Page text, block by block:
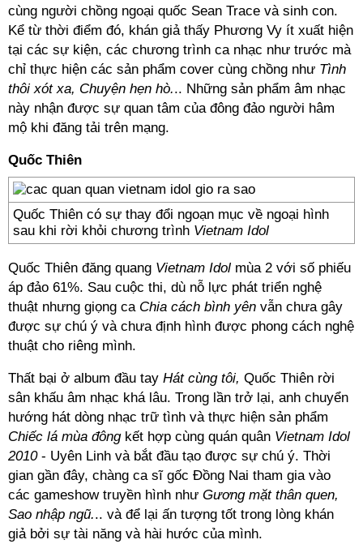
cùng người chồng ngoại quốc Sean Trace và sinh con.
Kể từ thời điểm đó, khán giả thấy Phương Vy ít xuất hiện
tại các sự kiện, các chương trình ca nhạc như trước mà
chỉ thực hiện các sản phẩm cover cùng chồng như Tình
thôi xót xa, Chuyện hẹn hò... Những sản phẩm âm nhạc
này nhận được sự quan tâm của đông đảo người hâm
mộ khi đăng tải trên mạng.
Quốc Thiên
Quốc Thiên có sự thay đổi ngoạn mục về ngoại hình
sau khi rời khỏi chương trình Vietnam Idol
Quốc Thiên đăng quang Vietnam Idol mùa 2 với số phiếu
áp đảo 61%. Sau cuộc thi, dù nỗ lực phát triển nghệ
thuật nhưng giọng ca Chia cách bình yên vẫn chưa gây
được sự chú ý và chưa định hình được phong cách nghệ
thuật cho riêng mình.
Thất bại ở album đầu tay Hát cùng tôi, Quốc Thiên rời
sân khấu âm nhạc khá lâu. Trong lần trở lại, anh chuyển
hướng hát dòng nhạc trữ tình và thực hiện sản phẩm
Chiếc lá mùa đông kết hợp cùng quán quân Vietnam Idol
2010- Uyên Linh và bắt đầu tạo được sự chú ý. Thời
gian gần đây, chàng ca sĩ gốc Đồng Nai tham gia vào
các gameshow truyền hình như Gương mặt thân quen,
Sao nhập ngũ... và để lại ấn tượng tốt trong lòng khán
giả bởi sự tài năng và hài hước của mình.